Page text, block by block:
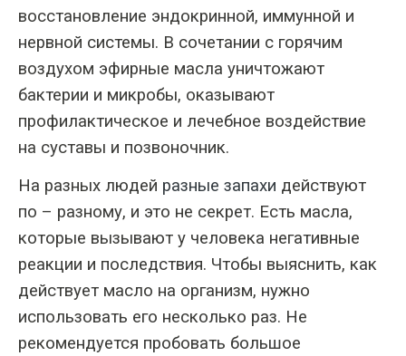
восстановление эндокринной, иммунной и
нервной системы. В сочетании с горячим
воздухом эфирные масла уничтожают
бактерии и микробы, оказывают
профилактическое и лечебное воздействие
на суставы и позвоночник.
На разных людей разные запахи действуют
по – разному, и это не секрет. Есть масла,
которые вызывают у человека негативные
реакции и последствия. Чтобы выяснить, как
действует масло на организм, нужно
использовать его несколько раз. Не
рекомендуется пробовать большое